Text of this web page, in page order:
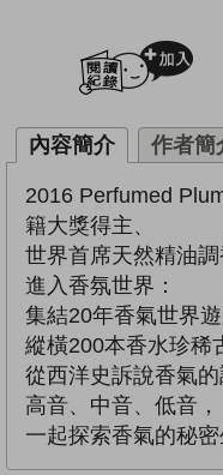
內容簡介 作者簡
2016 Perfumed
籍大獎得主、
世界首席天然精油
進入香氛世界：
集結20年香氣世界遊
縱橫200本香水珍稀
從西洋史訴說香氣的
高音、中音、低音，
一起探索香氣的秘密